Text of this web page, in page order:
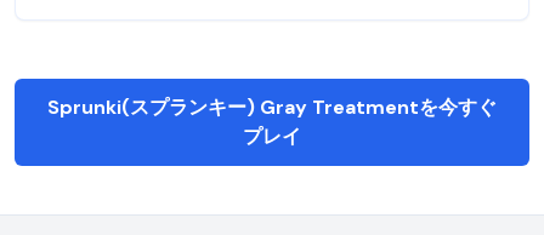
Sprunki(スプランキー) Gray Treatmentを今すぐ
プレイ